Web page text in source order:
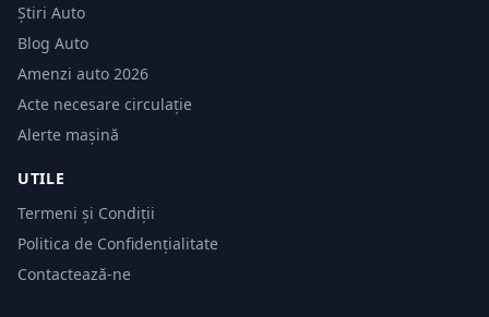
Știri Auto
Blog Auto
Amenzi auto 2026
Acte necesare circulație
Alerte mașină
UTILE
Termeni și Condiții
Politica de Confidențialitate
Contactează-ne